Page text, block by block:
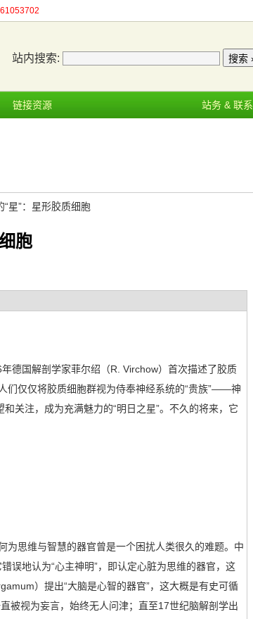
站内搜索:
链接资源 站务 & 联系
“星”：星形胶质细胞
胞
德国解剖学家菲尔绍（R. Virchow）首次描述了胶质
们仅仅将胶质细胞群视为侍奉神经系统的“贵族”——神
关注，成为充满魅力的“明日之星”。不久的将来，它
思维与智慧的器官曾是一个困扰人类很久的难题。中
误地认为“心主神明”，即认定心脏为思维的器官，这
）提出“大脑是心智的器官”，这大概是有史可循
被视为妄言，始终无人问津；直至17世纪脑解剖学出